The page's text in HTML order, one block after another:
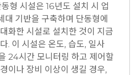
형 시설은 16년도 설치 시 업
대 기반을 구축하며 단동형에
화한 시설로 설치한 것이 지금
. 이 시설은 온도, 습도, 일사
24시간 모니터링 하고 제어할
이나 장비 이상이 생길 경우,